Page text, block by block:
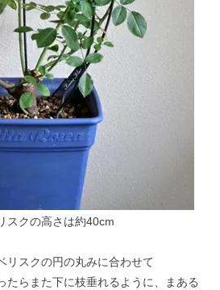
スクの高さは約40cm
リスクの円の丸みに合わせて
たらまた下に枝垂れるように、まある